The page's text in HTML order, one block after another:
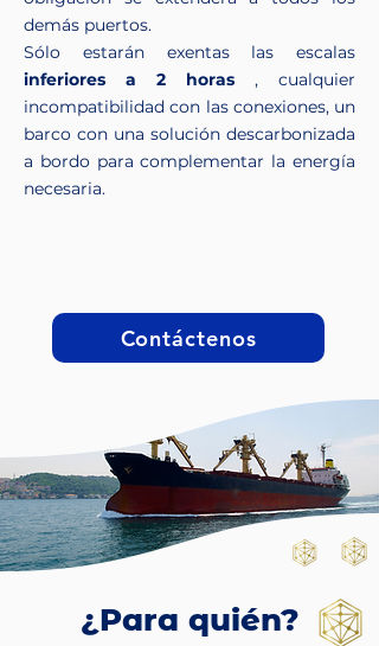
demás puertos.
Sólo estarán exentas las escalas
inferiores a 2 horas , cualquier
incompatibilidad con las conexiones, un
barco con una solución descarbonizada
a bordo para complementar la energía
necesaria.
Contáctenos
¿Para quién?